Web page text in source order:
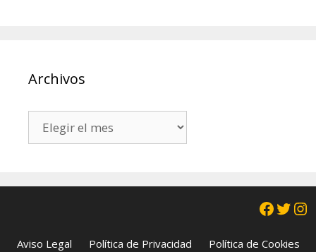
Archivos
Aviso Legal Política de Privacidad Política de Cookies